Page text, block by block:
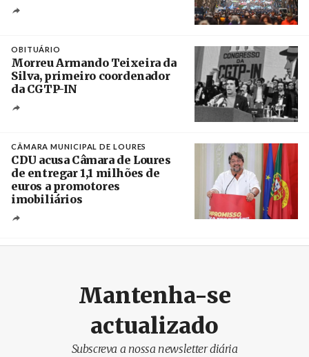
OBITUÁRIO
Morreu Armando Teixeira da
Silva, primeiro coordenador
da CGTP-IN
CÂMARA MUNICIPAL DE LOURES
CDU acusa Câmara de Loures
de entregar 1,1 milhões de
euros a promotores
imobiliários
Mantenha-se
actualizado
Subscreva a nossa newsletter diária